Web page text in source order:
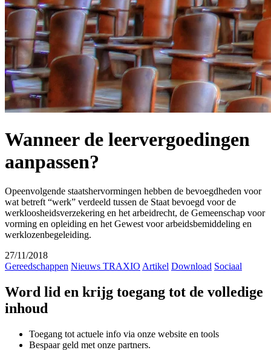
Wanneer de leervergoedingen
aanpassen?
Opeenvolgende staatshervormingen hebben de bevoegdheden voor
wat betreft “werk” verdeeld tussen de Staat bevoegd voor de
werkloosheidsverzekering en het arbeidrecht, de Gemeenschap voor
vorming en opleiding en het Gewest voor arbeidsbemiddeling en
werklozenbegeleiding.
27/11/2018
Gereedschappen Nieuws TRAXIO Artikel Download Sociaal
Word lid en krijg toegang tot de volledige
inhoud
Toegang tot actuele info via onze website en tools
Bespaar geld met onze partners.